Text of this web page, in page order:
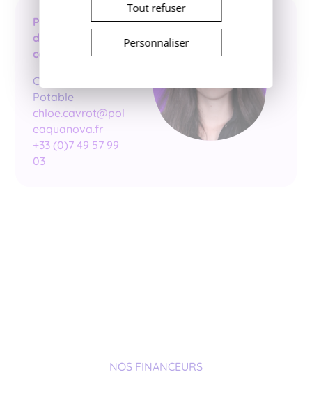
Pour plus
d’informations,
contactez :
Chloé Cavrot, Eau
Potable
chloe.cavrot@pol
eaquanova.fr
+33 (0)7 49 57 99
03
NOS FINANCEURS
Tout refuser
Personnaliser